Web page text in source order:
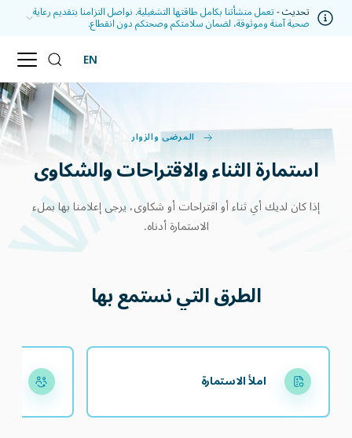
تحديث -تعمل منشأتنا بكامل طاقتها التشغيلية. نواصل التزامنا بتقديم رعاية
صحية آمنة وموثوقة، لضمان سلامتكم وصحتكم دون انقطاع.
EN
المرضى والزوار
استمارة الثناء والاقتراحات والشكاوى
إذا كان لديك أي ثناء أو اقتراحات أو شكاوى، يرجى إعلامنا بها بملء
الاستمارة أدناه.
الطرق التي نستمع بها
املأ الاستمارة